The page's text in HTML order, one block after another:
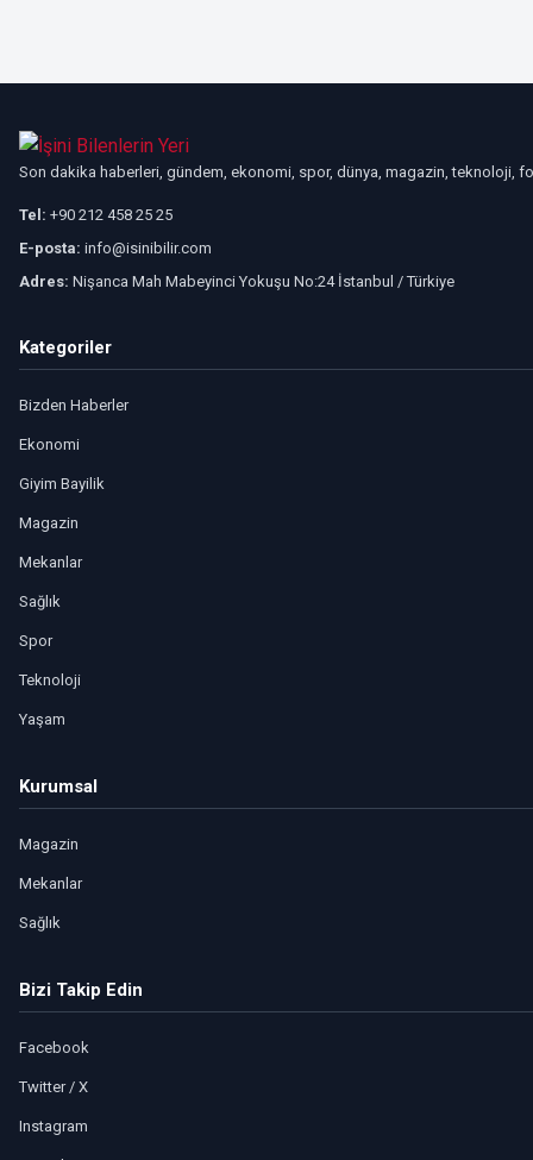
Son dakika haberleri, gündem, ekonomi, spor, dünya, magazin, teknoloji,
Tel: +90 212 458 25 25
E-posta: info@isinibilir.com
Adres: Nişanca Mah Mabeyinci Yokuşu No:24 İstanbul / Türkiye
Kategoriler
Bizden Haberler
Ekonomi
Giyim Bayilik
Magazin
Mekanlar
Sağlık
Spor
Teknoloji
Yaşam
Kurumsal
Magazin
Mekanlar
Sağlık
Bizi Takip Edin
Facebook
Twitter / X
Instagram